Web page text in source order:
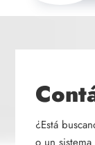
¿Está